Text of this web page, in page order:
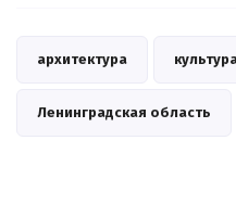
архитектура
Ленинградская область